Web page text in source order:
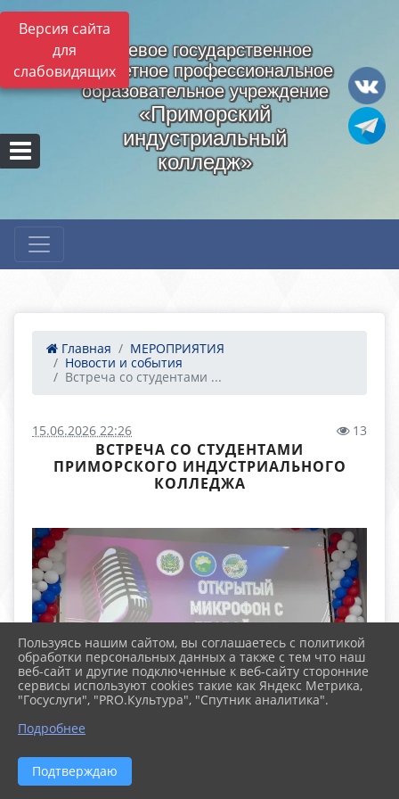
Версия сайта
для
слабовидящих
Краевое государственное
бюджетное профессиональное
образовательное учреждение
«Приморский
индустриальный
колледж»
Главная
МЕРОПРИЯТИЯ
Новости и события
Встреча со студентами ...
15.06.2026 22:26 13
ВСТРЕЧА СО СТУДЕНТАМИ
ПРИМОРСКОГО ИНДУСТРИАЛЬНОГО
КОЛЛЕДЖА
Пользуясь нашим сайтом, вы соглашаетесь с политикой
обработки персональных данных а также с тем что наш
веб-сайт и другие подключенные к веб-сайту сторонние
сервисы используют cookies такие как Яндекс Метрика,
"Госуслуги", "PRO.Культура", "Спутник аналитика".
Подробнее
Подтверждаю